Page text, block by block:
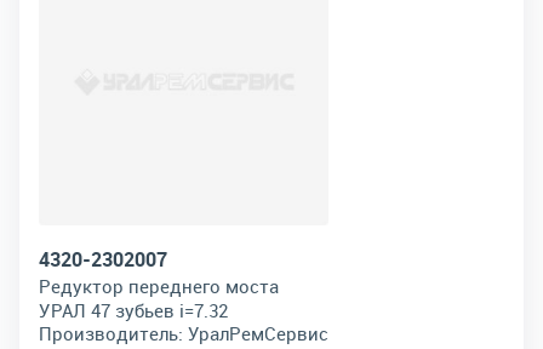
4320-2302007
Редуктор переднего моста
УРАЛ 47 зубьев i=7.32
Производитель: УралРемСервис